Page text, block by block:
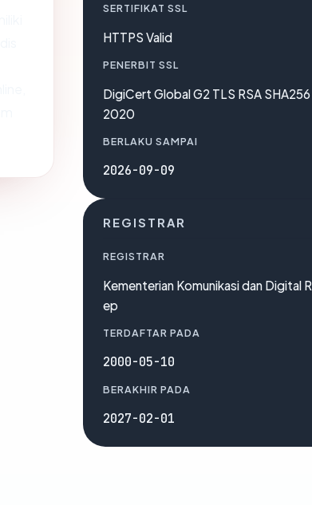
SERTIFIKAT SSL
HTTPS Valid
PENERBIT SSL
DigiCert Global G2 TLS RSA SHA256
2020
BERLAKU SAMPAI
2026-09-09
REGISTRAR
REGISTRAR
Kementerian Komunikasi dan Digital R
ep
TERDAFTAR PADA
2000-05-10
BERAKHIR PADA
2027-02-01